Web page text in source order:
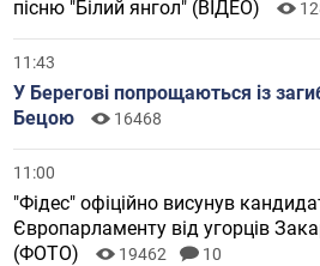
пісню "Білий янгол" (ВІДЕО)
11:43
У Берегові попрощаються із
Бецою
16468
11:00
"Фідес" офіційно висунув
Європарламенту від угорців
(ФОТО)
19462 10